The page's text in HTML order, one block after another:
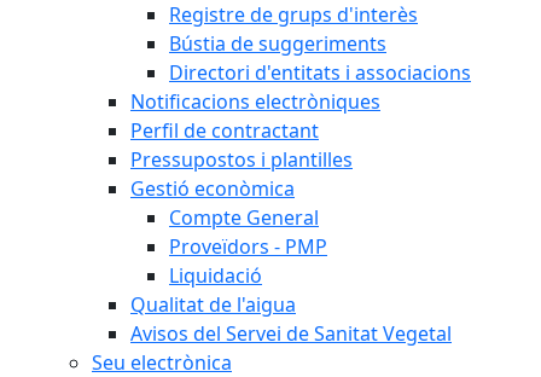
Registre de grups d'interès
Bústia de suggeriments
Directori d'entitats i associacions
Notificacions electròniques
Perfil de contractant
Pressupostos i plantilles
Gestió econòmica
Compte General
Proveïdors - PMP
Liquidació
Qualitat de l'aigua
Avisos del Servei de Sanitat Vegetal
Seu electrònica